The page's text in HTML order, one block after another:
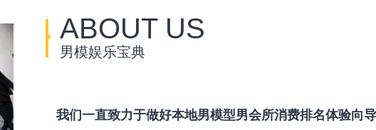
ABOUT US
男模娱乐宝典
我们一直致力于做好本地男模型男会所消费排名体验向